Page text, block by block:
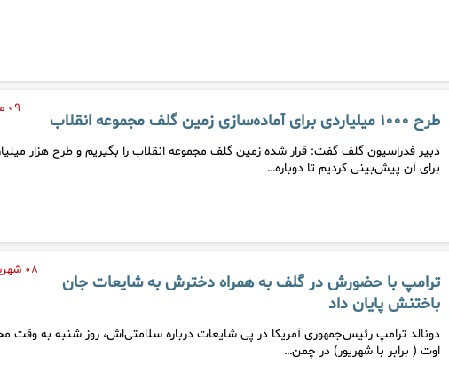
۰۹ مهر ۱۴۰۴
طرح ۱۰۰۰ میلیاردی برای آماده‌سازی زمین گلف مجموعه انقلاب
دبیر فدراسیون گلف گفت: قرار شده زمین گلف مجموعه انقلاب را بگیریم و طرح هزار
برای آن پیش‌بینی کردیم تا دوباره…
۰۸ شهریور ۱۴۰۴
ترامپ با حضورش در گلف به همراه دخترش به شایعات جان
باختنش پایان داد
اوت ( برابر با شهریور) در چمن…